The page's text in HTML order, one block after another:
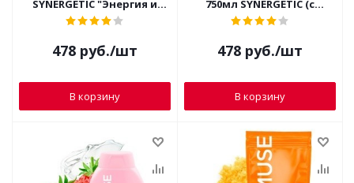
SYNERGETIC "Энергия и
сила 2В1" (с дозатором)
478 руб./шт
В корзину
750мл SYNERGETIC (с
дозатором,
478 руб./шт
В корзину